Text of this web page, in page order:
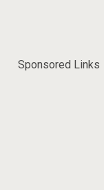
Sponsored Links